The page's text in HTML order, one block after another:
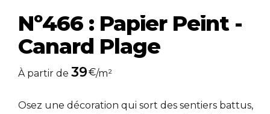
Nº466 : Papier Peint -
Canard Plage
À partir de 39€/m²
Osez une décoration qui sort des sentiers battus,